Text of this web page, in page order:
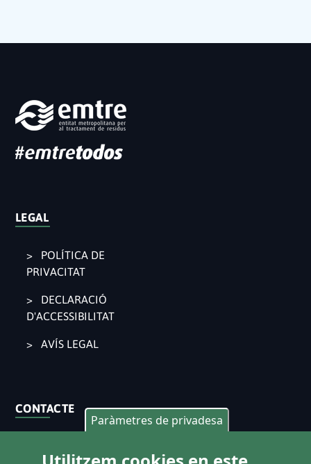
LEGAL
POLÍTICA DE
PRIVACITAT
DECLARACIÓ
D'ACCESSIBILITAT
AVÍS LEGAL
CONTACTE
963 53 37 90
Paràmetres de privadesa